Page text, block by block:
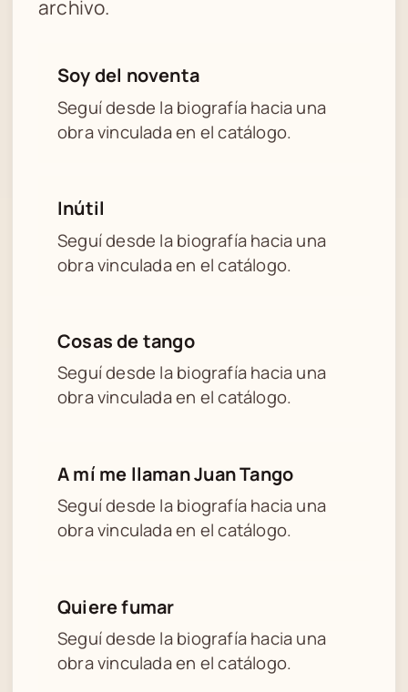
archivo.
Soy del noventa
Seguí desde la biografía hacia una
obra vinculada en el catálogo.
Inútil
Seguí desde la biografía hacia una
obra vinculada en el catálogo.
Cosas de tango
Seguí desde la biografía hacia una
obra vinculada en el catálogo.
A mí me llaman Juan Tango
Seguí desde la biografía hacia una
obra vinculada en el catálogo.
Quiere fumar
Seguí desde la biografía hacia una
obra vinculada en el catálogo.